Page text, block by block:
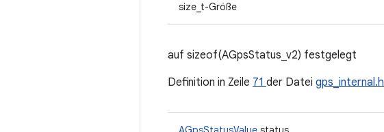
size_t-Größe
auf sizeof(AGpsStatus_v2) festgelegt
Definition in Zeile 71 der Datei gps_internal.h